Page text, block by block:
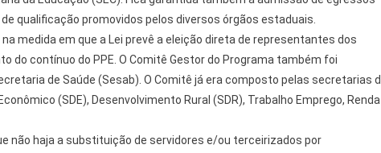
qualificação promovidos pelos diversos órgãos estaduais.
medida em que a Lei prevê a eleição direta de representantes dos
do contínuo do PPE. O Comitê Gestor do Programa também foi
de Saúde (Sesab). O Comitê já era composto pelas secretarias
(SDE), Desenvolvimento Rural (SDR), Trabalho Emprego,
não haja a substituição de servidores e/ou terceirizados por